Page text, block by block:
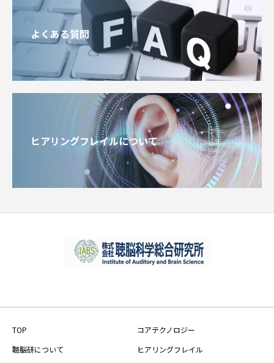
よくある質問
ヒアリングフレイルについて
TOP
コアテクノロジー
聴脳研について
ヒアリングフレイル